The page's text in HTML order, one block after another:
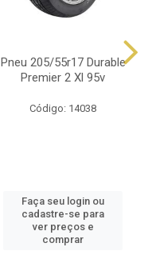
Pneu 205/55r17 Durable
Premier 2 Xl 95v
Código: 14038
Faça seu login ou
cadastre-se para
ver preços e
comprar